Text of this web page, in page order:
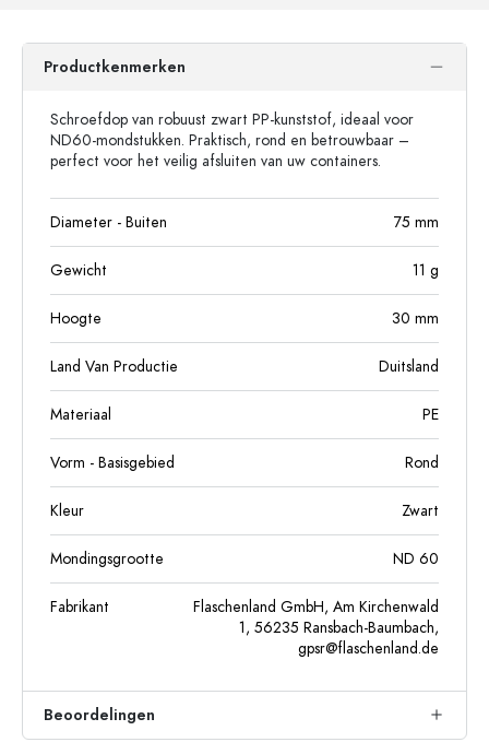
Productkenmerken
Schroefdop van robuust zwart PP-kunststof, ideaal voor
ND60-mondstukken. Praktisch, rond en betrouwbaar –
perfect voor het veilig afsluiten van uw containers.
Diameter - Buiten 75 mm
Gewicht 11 g
Hoogte 30 mm
Land Van Productie Duitsland
Materiaal PE
Vorm - Basisgebied Rond
Kleur Zwart
Mondingsgrootte ND 60
Fabrikant
Flaschenland GmbH, Am Kirchenwald
1, 56235 Ransbach-Baumbach,
gpsr@flaschenland.de
Beoordelingen